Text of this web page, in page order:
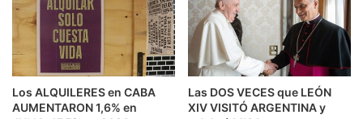
Los ALQUILERES en CABA
AUMENTARON 1,6% en
Las DOS VECES que LEÓN
XIV VISITÓ ARGENTINA y